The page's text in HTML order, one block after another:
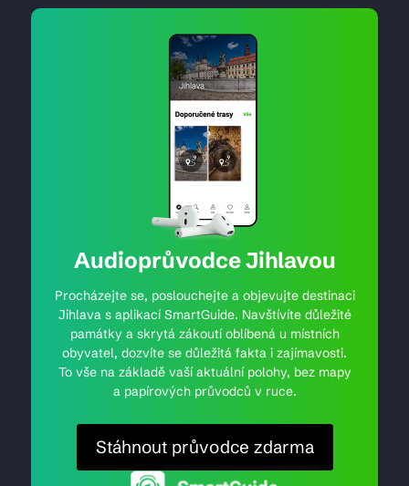
Audioprůvodce Jihlavou
Procházejte se, poslouchejte a objevujte destinaci
Jihlava s aplikací SmartGuide. Navštívíte důležité
památky a skrytá zákoutí oblíbená u místních
obyvatel, dozvíte se důležitá fakta i zajímavosti.
To vše na základě vaší aktuální polohy, bez mapy
a papírových průvodců v ruce.
Stáhnout průvodce zdarma